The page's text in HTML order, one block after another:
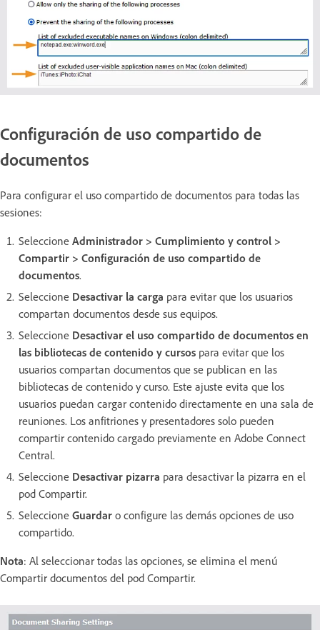
Configuración de uso compartido de
documentos
Para configurar el uso compartido de documentos para todas las
sesiones:
Seleccione Administrador > Cumplimiento y control >
Compartir > Configuración de uso compartido de
documentos.
Seleccione Desactivar la carga para evitar que los usuarios
compartan documentos desde sus equipos.
Seleccione Desactivar el uso compartido de documentos en
las bibliotecas de contenido y cursos para evitar que los
usuarios compartan documentos que se publican en las
bibliotecas de contenido y curso. Este ajuste evita que los
usuarios puedan cargar contenido directamente en una sala de
reuniones. Los anfitriones y presentadores solo pueden
compartir contenido cargado previamente en Adobe Connect
Central.
Seleccione Desactivar pizarra para desactivar la pizarra en el
pod Compartir.
Seleccione Guardar o configure las demás opciones de uso
compartido.
Nota: Al seleccionar todas las opciones, se elimina el menú
Compartir documentos del pod Compartir.